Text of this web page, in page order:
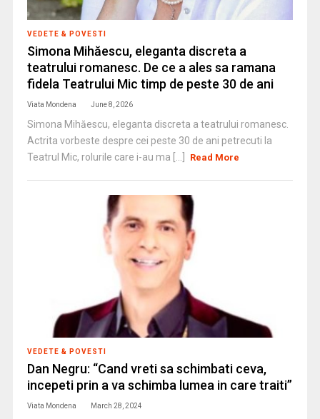
VEDETE & POVESTI
Simona Mihăescu, eleganta discreta a
teatrului romanesc. De ce a ales sa ramana
fidela Teatrului Mic timp de peste 30 de ani
Viata Mondena June 8, 2026
Simona Mihăescu, eleganta discreta a teatrului romanesc.
Actrita vorbeste despre cei peste 30 de ani petrecuti la
Teatrul Mic, rolurile care i-au ma [...]
Read More
VEDETE & POVESTI
Dan Negru: “Cand vreti sa schimbati ceva,
incepeti prin a va schimba lumea in care traiti”
Viata Mondena March 28, 2024